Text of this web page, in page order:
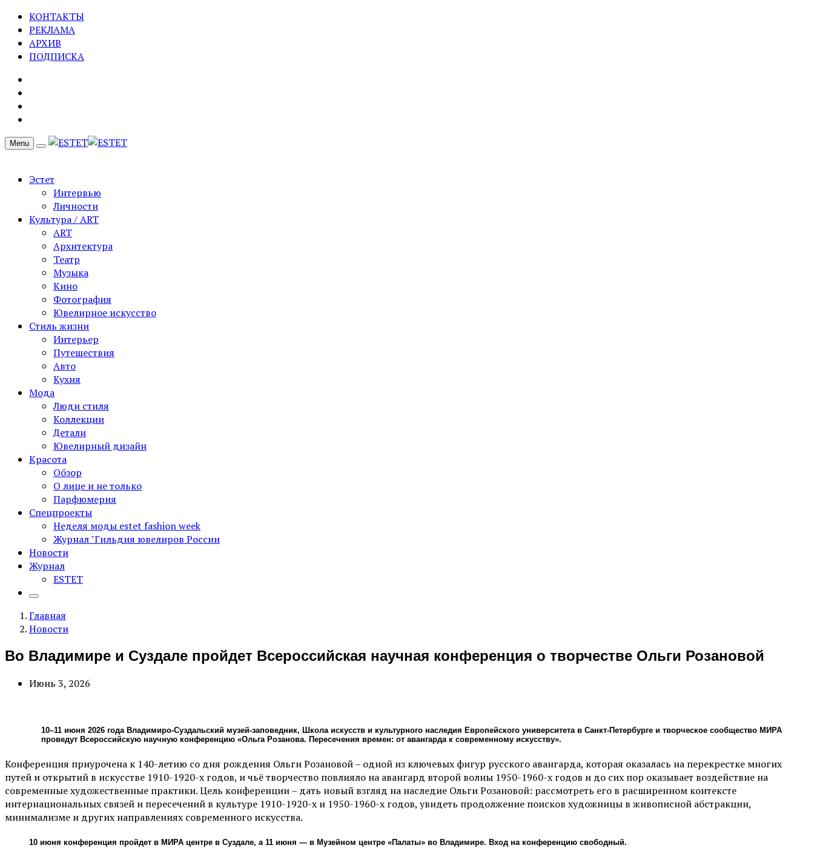
КОНТАКТЫ
РЕКЛАМА
АРХИВ
ПОДПИСКА
Menu
Эстет
Интервью
Личности
Культура / ART
ART
Архитектура
Театр
Музыка
Кино
Фотография
Ювелирное искусство
Стиль жизни
Интерьер
Путешествия
Авто
Кухня
Мода
Люди стиля
Коллекции
Детали
Ювелирный дизайн
Красота
Обзор
О лице и не только
Парфюмерия
Спецпроекты
Неделя моды estet fashion week
Журнал "Гильдия ювелиров России
Новости
Журнал
ESTET
Главная
Новости
Во Владимире и Суздале пройдет Всероссийская научная конференция о творчестве Ольги Розановой
Июнь 3, 2026
10–11 июня 2026 года Владимиро-Суздальский музей-заповедник, Школа искусств и культурного наследия Европейского университета в Санкт-Петербурге и творческое сообщество МИРА
проведут Всероссийскую научную конференцию «Ольга Розанова. Пересечения времен: от авангарда к современному искусству».
Конференция приурочена к 140-летию со дня рождения Ольги Розановой – одной из ключевых фигур русского авангарда, которая оказалась на перекрестке многих
путей и открытий в искусстве 1910-1920-х годов, и чьё творчество повлияло на авангард второй волны 1950-1960-х годов и до сих пор оказывает воздействие на
современные художественные практики. Цель конференции – дать новый взгляд на наследие Ольги Розановой: рассмотреть его в расширенном контексте
интернациональных связей и пересечений в культуре 1910-1920-х и 1950-1960-х годов, увидеть продолжение поисков художницы в живописной абстракции,
минимализме и других направлениях современного искусства.
10 июня конференция пройдет в МИРА центре в Суздале, а 11 июня — в Музейном центре «Палаты» во Владимире. Вход на конференцию свободный.